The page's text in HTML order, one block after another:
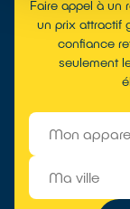
Faire appel à un
un prix attractif
confiance
seulement